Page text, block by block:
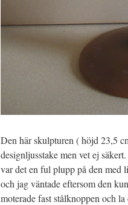
Den här skulpturen ( höjd 23,5
designljusstake men vet ej
var det en ful plupp på den med
och jag väntade eftersom den
moterade fast stålknoppen och